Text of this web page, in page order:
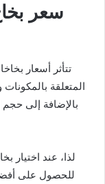
سعر
تتأثر أسعار
المتعلقة بالمكونات
بالإضافة إلى حجم
لذا، عند اختيار
للحصول على